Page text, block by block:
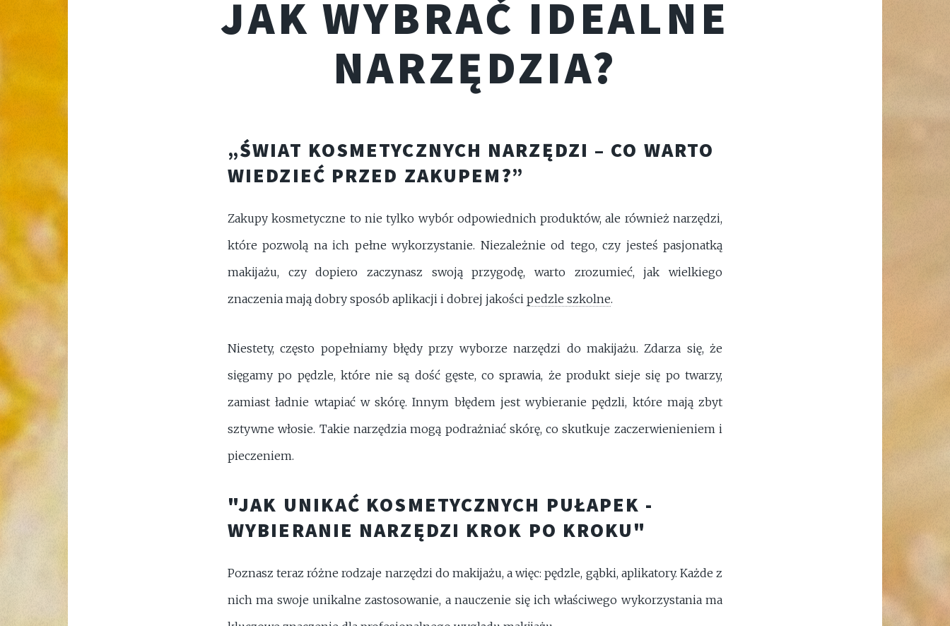
JAK WYBRAĆ IDEALNE
NARZĘDZIA?
„ŚWIAT KOSMETYCZNYCH NARZĘDZI – CO WARTO
WIEDZIEĆ PRZED ZAKUPEM?”
Zakupy kosmetyczne to nie tylko wybór odpowiednich produktów, ale również narzędzi,
które pozwolą na ich pełne wykorzystanie. Niezależnie od tego, czy jesteś pasjonatką
makijażu, czy dopiero zaczynasz swoją przygodę, warto zrozumieć, jak wielkiego
znaczenia mają dobry sposób aplikacji i dobrej jakości pedzle szkolne.
Niestety, często popełniamy błędy przy wyborze narzędzi do makijażu. Zdarza się, że
sięgamy po pędzle, które nie są dość gęste, co sprawia, że produkt sieje się po twarzy,
zamiast ładnie wtapiać w skórę. Innym błędem jest wybieranie pędzli, które mają zbyt
sztywne włosie. Takie narzędzia mogą podrażniać skórę, co skutkuje zaczerwienieniem i
pieczeniem.
"JAK UNIKAĆ KOSMETYCZNYCH PUŁAPEK -
WYBIERANIE NARZĘDZI KROK PO KROKU"
Poznasz teraz różne rodzaje narzędzi do makijażu, a więc: pędzle, gąbki, aplikatory. Każde z
nich ma swoje unikalne zastosowanie, a nauczenie się ich właściwego wykorzystania ma